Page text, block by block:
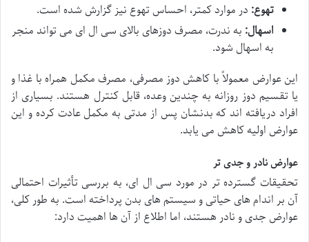
تهوع: در موارد کمتر، احساس تهوع نیز گزارش شده است.
اسهال: به ندرت، مصرف دوزهای بالای سی ال ای می تواند منجر
به اسهال شود.
این عوارض معمولاً با کاهش دوز مصرفی، مصرف مکمل همراه با غذا و
یا تقسیم دوز روزانه به چندین وعده، قابل کنترل هستند. بسیاری از
افراد دریافته اند که بدنشان پس از مدتی به مکمل عادت کرده و این
عوارض اولیه کاهش می یابد.
عوارض نادر و جدی تر
تحقیقات گسترده تر در مورد سی ال ای، به بررسی تأثیرات احتمالی
آن بر اندام های حیاتی و سیستم های بدن پرداخته است. به طور کلی،
عوارض جدی و نادر هستند، اما اطلاع از آن ها اهمیت دارد: